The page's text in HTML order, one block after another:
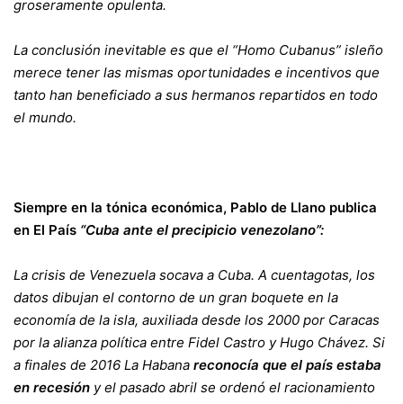
groseramente opulenta.
La conclusión inevitable es que el “Homo Cubanus” isleño
merece tener las mismas oportunidades e incentivos que
tanto han beneficiado a sus hermanos repartidos en todo
el mundo.
Siempre en la tónica económica, Pablo de Llano publica
en El País “Cuba ante el precipicio venezolano”:
La crisis de Venezuela socava a Cuba. A cuentagotas, los
datos dibujan el contorno de un gran boquete en la
economía de la isla, auxiliada desde los 2000 por Caracas
por la alianza política entre Fidel Castro y Hugo Chávez. Si
a finales de 2016 La Habana reconocía que el país estaba
en recesión y el pasado abril se ordenó el racionamiento